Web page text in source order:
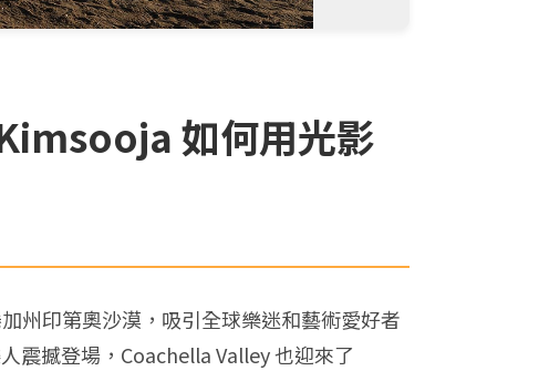
如何用光影
州印第奧沙漠，吸引全球樂迷和藝術愛好者
震撼登場，Coachella Valley 也迎來了